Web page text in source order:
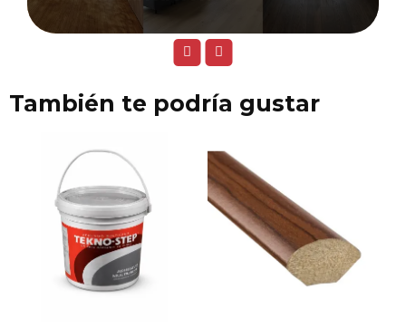
También te podría gustar